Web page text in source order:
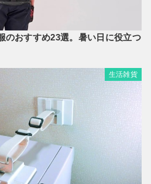
のおすすめ23選。暑い日に役立つ
生活雑貨